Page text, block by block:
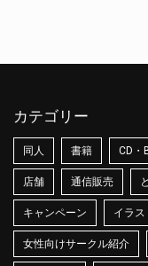
カテゴリー
同人 書籍 CD・
店舗 通信販売
キャンペーン イラス
女性向けサークル紹介